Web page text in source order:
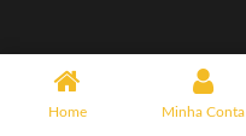
Home Minha Conta